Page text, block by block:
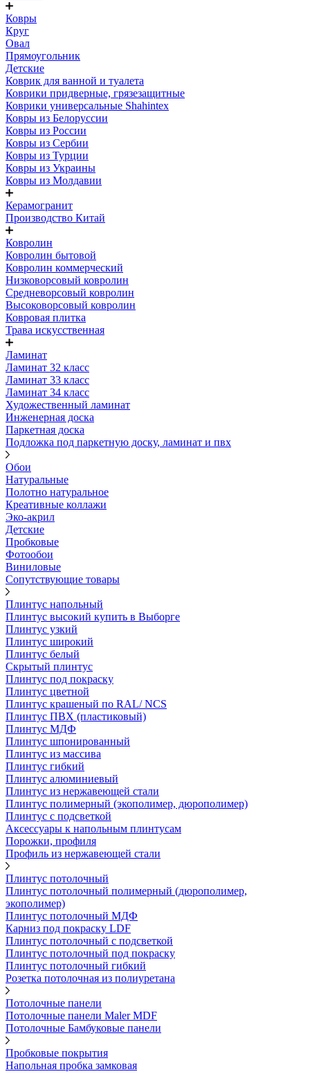
Ковры
Круг
Овал
Прямоугольник
Детские
Коврик для ванной и туалета
Коврики придверные, грязезащитные
Коврики универсальные Shahintex
Ковры из Белоруссии
Ковры из России
Ковры из Сербии
Ковры из Турции
Ковры из Украины
Ковры из Молдавии
Керамогранит
Производство Китай
Ковролин
Ковролин бытовой
Ковролин коммерческий
Низковорсовый ковролин
Средневорсовый ковролин
Высоковорсовый ковролин
Ковровая плитка
Трава искусственная
Ламинат
Ламинат 32 класс
Ламинат 33 класс
Ламинат 34 класс
Художественный ламинат
Инженерная доска
Паркетная доска
Подложка под паркетную доску, ламинат и пвх
Обои
Натуральные
Полотно натуральное
Креативные коллажи
Эко-акрил
Детские
Пробковые
Фотообои
Виниловые
Сопутствующие товары
Плинтус напольный
Плинтус высокий купить в Выборге
Плинтус узкий
Плинтус широкий
Плинтус белый
Скрытый плинтус
Плинтус под покраску
Плинтус цветной
Плинтус крашеный по RAL/ NCS
Плинтус ПВХ (пластиковый)
Плинтус МДФ
Плинтус шпонированный
Плинтус из массива
Плинтус гибкий
Плинтус алюминиевый
Плинтус из нержавеющей стали
Плинтус полимерный (экополимер, дюрополимер)
Плинтус с подсветкой
Аксессуары к напольным плинтусам
Порожки, профиля
Профиль из нержавеющей стали
Плинтус потолочный
Плинтус потолочный полимерный (дюрополимер,
экополимер)
Плинтус потолочный МДФ
Карниз под покраску LDF
Плинтус потолочный с подсветкой
Плинтус потолочный под покраску
Плинтус потолочный гибкий
Розетка потолочная из полиуретана
Потолочные панели
Потолочные панели Maler MDF
Потолочные Бамбуковые панели
Пробковые покрытия
Напольная пробка замковая